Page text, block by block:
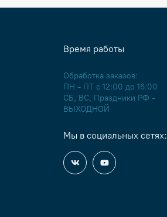
Время работы
Обработка заказов:
ПН - ПТ с 12:00 до 16:00
СБ, ВС, Праздники РФ -
ВЫХОДНОЙ
Мы в социальных сетях: